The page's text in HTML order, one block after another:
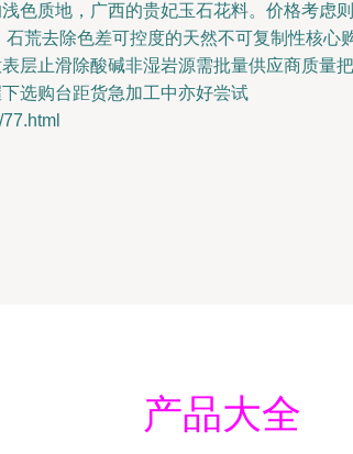
质地，广西的贵妃玉石花料。价格考虑
荒去除色差可控度的天然不可复制性核
层止滑除酸碱非湿岩源需批量供应商质
选购台距货急加工中亦好尝试
产品大全